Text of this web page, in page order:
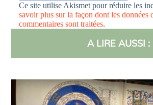
Ce site utilise Akismet pour réduire les
savoir plus sur la façon dont les données
commentaires sont traitées.
A LIRE AUSSI :